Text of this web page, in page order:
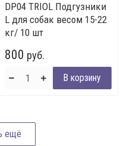
DP04 TRIOL Подгузники
L для собак весом 15-22
кг/ 10 шт
800 руб.